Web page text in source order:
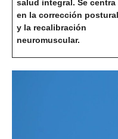
salud integral. Se centra
en la corrección postural
y la recalibración
neuromuscular.